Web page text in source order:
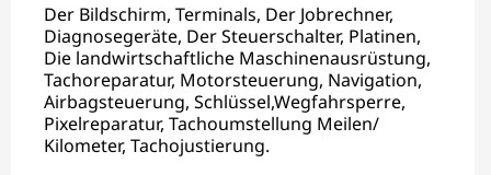
Der Bildschirm, Terminals, Der Jobrechner,
Diagnosegeräte, Der Steuerschalter, Platinen,
Die landwirtschaftliche Maschinenausrüstung,
Tachoreparatur, Motorsteuerung, Navigation,
Airbagsteuerung, Schlüssel,Wegfahrsperre,
Pixelreparatur, Tachoumstellung Meilen/
Kilometer, Tachojustierung.